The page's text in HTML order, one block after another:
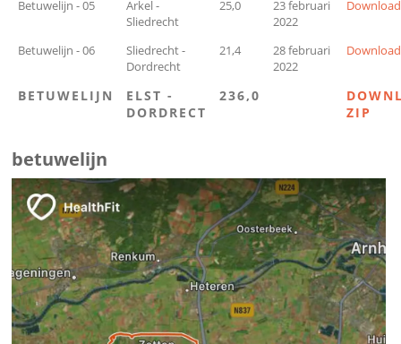
Betuwelijn - 05
Arkel -
Sliedrecht
25,0
23 februari
2022
Download
Betuwelijn - 06
Sliedrecht -
Dordrecht
21,4
28 februari
2022
Download
BETUWELIJN
ELST -
DORDRECT
236,0
ZIP
betuwelijn